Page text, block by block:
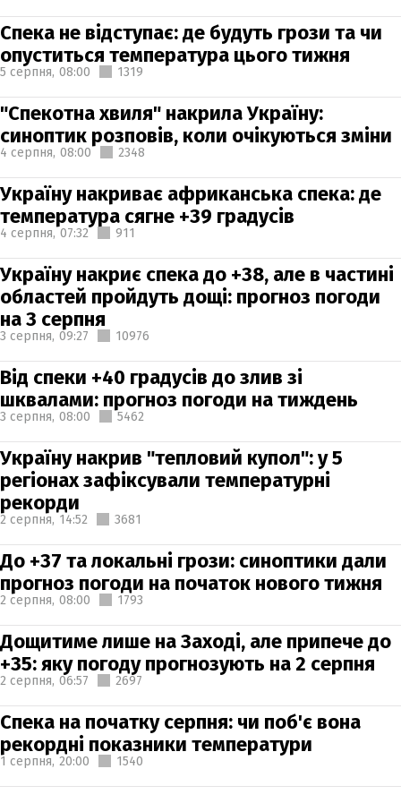
Спека не відступає: де будуть грози та чи
опуститься температура цього тижня
5 серпня, 08:00 1319
"Спекотна хвиля" накрила Україну:
синоптик розповів, коли очікуються зміни
4 серпня, 08:00 2348
Україну накриває африканська спека: де
температура сягне +39 градусів
4 серпня, 07:32 911
Україну накриє спека до +38, але в частині
областей пройдуть дощі: прогноз погоди
на 3 серпня
3 серпня, 09:27 10976
Від спеки +40 градусів до злив зі
шквалами: прогноз погоди на тиждень
3 серпня, 08:00 5462
Україну накрив "тепловий купол": у 5
регіонах зафіксували температурні
рекорди
2 серпня, 14:52 3681
До +37 та локальні грози: синоптики дали
прогноз погоди на початок нового тижня
2 серпня, 08:00 1793
Дощитиме лише на Заході, але припече до
+35: яку погоду прогнозують на 2 серпня
2 серпня, 06:57 2697
Спека на початку серпня: чи поб'є вона
рекордні показники температури
1 серпня, 20:00 1540